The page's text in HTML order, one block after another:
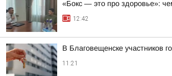
«Бокс — это про здоровье»:
12:42
В Благовещенске участников
11:21